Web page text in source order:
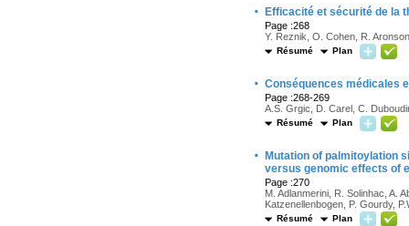
· Efficacité et sécurité de la
Page :268
Y. Reznik, O. Cohen, R.
Résumé Plan
· Conséquences médicales
Page :268-269
A.S. Grgic, D. Carel, C.
Résumé Plan
·
Mutation of palmitoylation
versus genomic effects of
Page :270
M. Adlanmerini, R. Solinhac, A.
Katzenellenbogen, P. Gourdy,
Résumé Plan